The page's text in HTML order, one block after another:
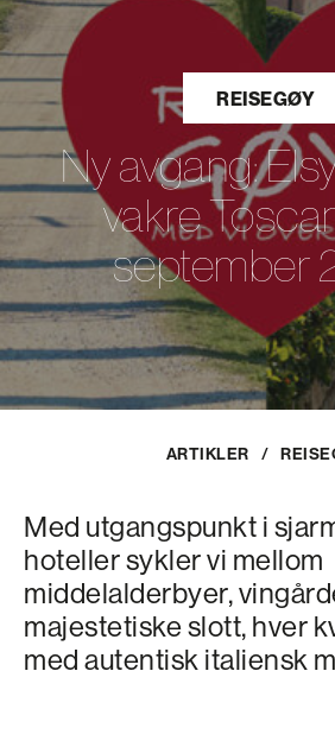
REISEGØY
Ny avgang:
vakre
september
ARTIKLER /
Med utgangspunkt i
hoteller sykler vi mellom
middelalderbyer,
majestetiske slott, hver
med autentisk italiensk